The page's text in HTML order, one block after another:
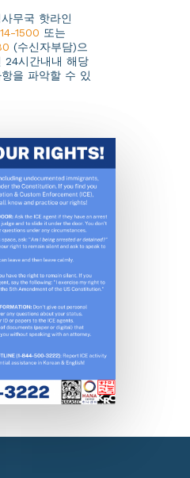
무국 핫라인
1500 또는
(수신자부담)으
24시간내내 해당
을 파악할 수 있